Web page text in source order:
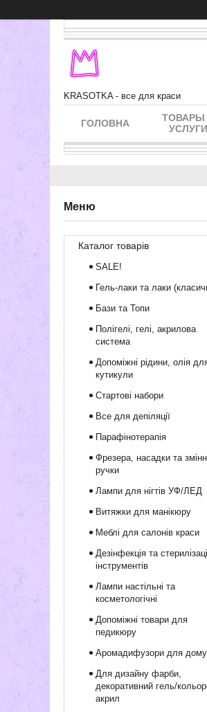
KRASOTKA - все для краси
ГОЛОВНА
ТОВАРЫ
УСЛУГИ
Каталог товарів
SALE!
Гель-лаки та лаки
Бази та Топи
Полігелі, гелі, акрилова
система
Допоміжні рідини, олія
кутикули
Стартові набори
Все для депіляції
Парафінотерапія
Фрезера, насадки та
ручки
Лампи для нігтів УФ/ЛЕД
Витяжки для манікюру
Меблі для салонів краси
Дезінфекція та
інструментів
Лампи настільні та
косметологічні
Допоміжні товари для
педикюру
Аромадифузори для дому
Для дизайну фарби,
декоративний гель/
акрил